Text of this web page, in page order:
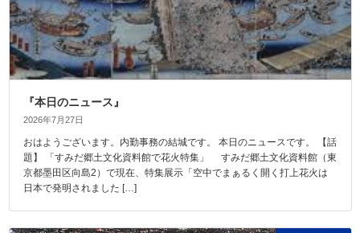
『本日のニュース』
2026年7月27日
おはようございます。内勤事務の結城です。 本日のニュースです。 【話
題】 「すみだ郷土文化資料館で花火特集」 すみだ郷土文化資料館（東
京都墨田区向島2）で現在、特集展示「空中でまぁるく開く打上花火は
日本で発明されました […]